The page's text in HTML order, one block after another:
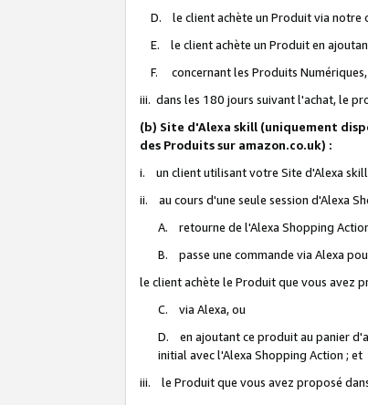
D. le client achète un Produit via notre
E. le client achète un Produit en
F. concernant les Produits Numériques,
iii. dans les 180 jours suivant l'achat, le
(b) Site d'Alexa skill (uniquement
des Produits sur amazon.co.uk) :
i. un client utilisant votre Site d'Alexa skill
ii. au cours d'une seule session d'Alexa
A. retourne de l'Alexa Shopping
B. passe une commande via Alexa
le client achète le Produit que vous avez
C. via Alexa, ou
D. en ajoutant ce produit au panier
initial avec l'Alexa Shopping Action ; et
iii. le Produit que vous avez proposé